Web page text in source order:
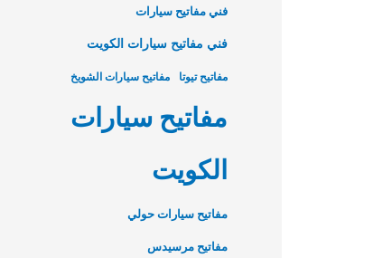
فني مفاتيح سيارات
فني مفاتيح سيارات الكويت
مفاتيح تيوتا مفاتيح سيارات الشويخ
مفاتيح سيارات
الكويت
مفاتيح سيارات حولي
مفاتيح مرسيدس